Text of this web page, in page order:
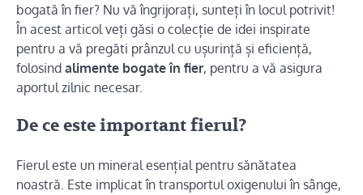
bogată în fier? Nu vă îngrijorați, sunteți în locul potrivit!
În acest articol veți găsi o colecție de idei inspirate
pentru a vă pregăti prânzul cu ușurință și eficiență,
folosind alimente bogate în fier, pentru a vă asigura
aportul zilnic necesar.
De ce este important fierul?
Fierul este un mineral esențial pentru sănătatea
noastră. Este implicat în transportul oxigenului în sânge,